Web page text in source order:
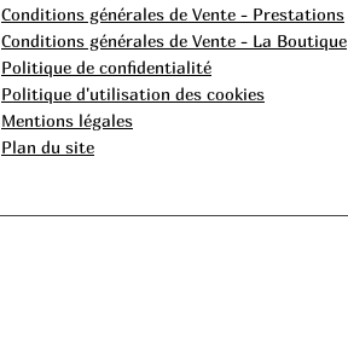
Conditions générales de Vente - Prestations
Conditions générales de Vente - La Boutique
Politique de confidentialité
Politique d'utilisation des cookies
Mentions légales
Plan du site